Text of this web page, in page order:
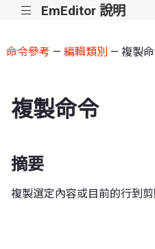
||| EmEditor 說明
命令參考 — 編輯類別 — 複製
複製命令
摘要
複製選定內容或目前的行到剪